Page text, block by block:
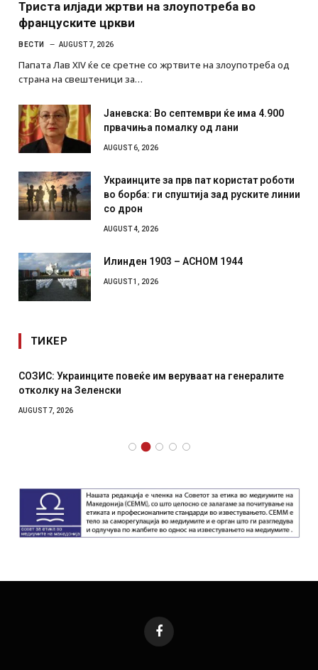
Триста илјади жртви на злоупотреба во
француските цркви
ВЕСТИ AUGUST 7, 2026
Папата Лав XIV ќе се сретне со жртвите на злоупотреба од
страна на свештеници за…
Јаневска: Во септември ќе има 4.900
првачиња помалку од лани
AUGUST 6, 2026
Украинците за прв пат користат роботи
во борба: ги спуштија зад руските линии
со дрон
AUGUST 4, 2026
Илинден 1903 – АСНОМ 1944
AUGUST 1, 2026
ТИКЕР
СОЗИС: Украинците повеќе им веруваат на генералите
отколку на Зеленски
AUGUST 7, 2026
Facebook